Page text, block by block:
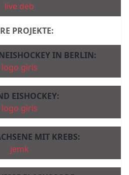
PROJEKTE:
IN BERLIN:
EISHOCKEY:
MIT KREBS: